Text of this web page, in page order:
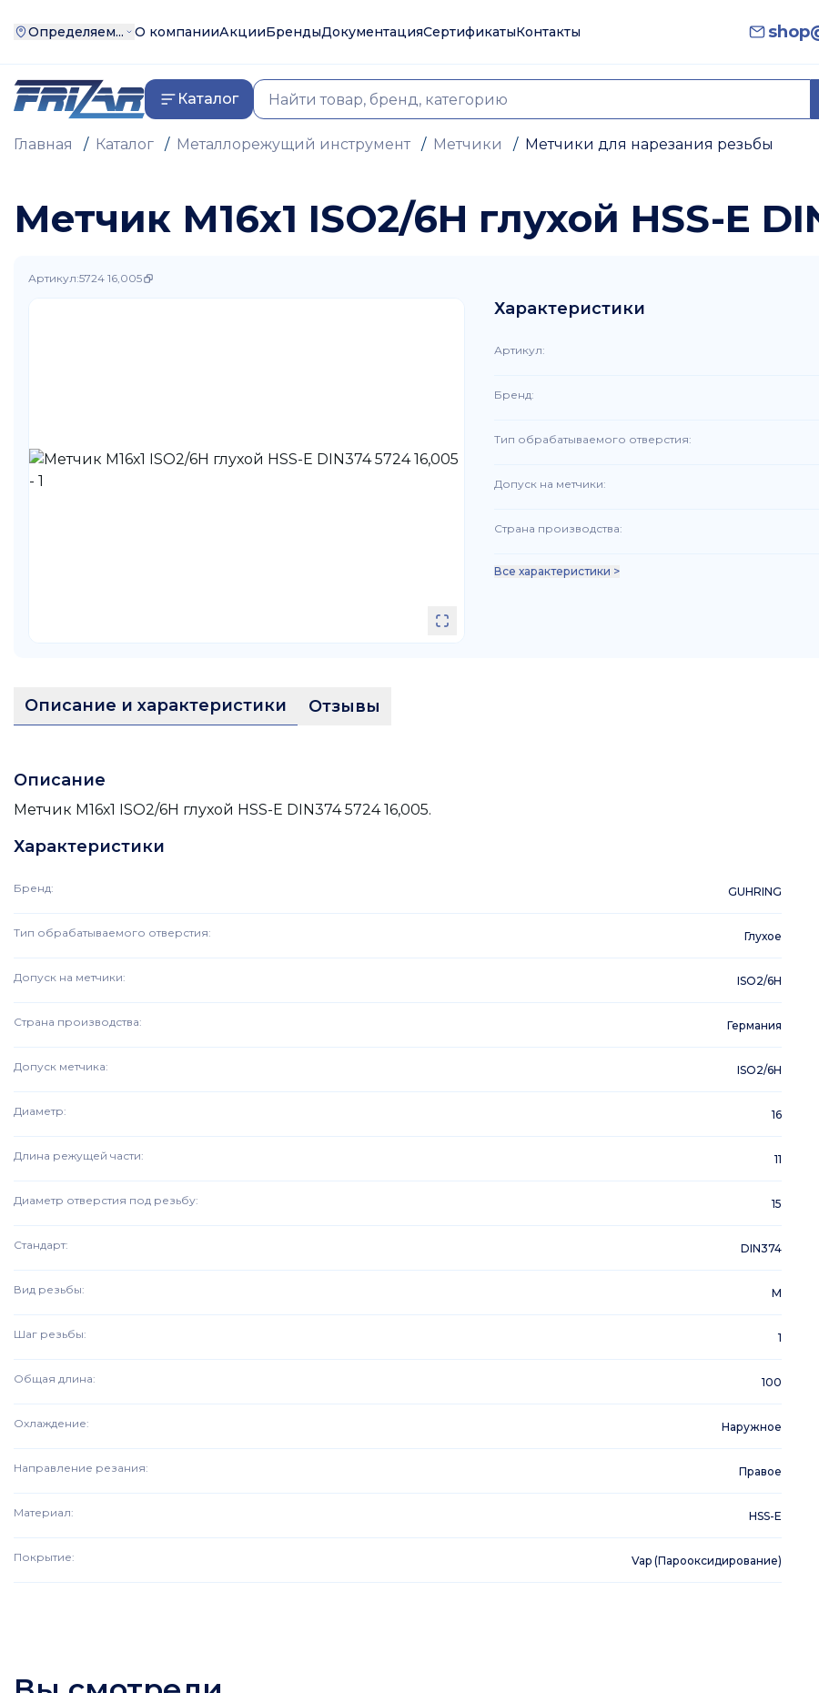
Определяем... О компанииАкцииБрендыДокументацияСертификатыКонтакты
Каталог
Главная / Каталог / Металлорежущий инструмент / Метчики / Метчики для нарезания резьбы
Метчик М16х1 ISO2/6H глухой HSS-E
Артикул:5724 16,005
Характеристики
Артикул:
Бренд:
Тип обрабатываемого отверстия:
Допуск на метчики:
Страна производства:
Все характеристики >
Описание и характеристики Отзывы
Описание
Метчик М16х1 ISO2/6H глухой HSS-E DIN374 5724 16,005.
Характеристики
Бренд: GUHRING
Тип обрабатываемого отверстия: Глухое
Допуск на метчики: ISO2/6H
Страна производства: Германия
Допуск метчика: ISO2/6H
Диаметр: 16
Длина режущей части: 11
Диаметр отверстия под резьбу: 15
Стандарт: DIN374
Вид резьбы: M
Шаг резьбы: 1
Общая длина: 100
Охлаждение: Наружное
Направление резания: Правое
Материал: HSS-E
Покрытие: Vap (Парооксидирование)